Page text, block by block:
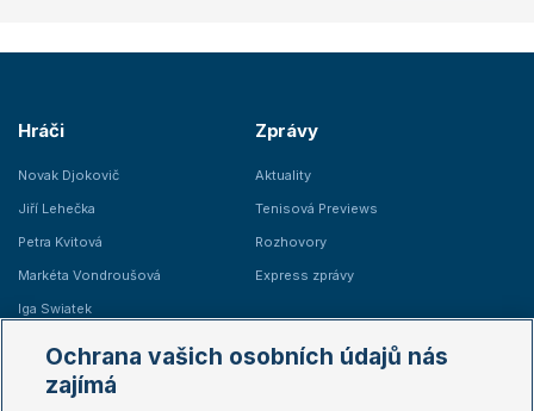
Hráči
Novak Djokovič
Jiří Lehečka
Petra Kvitová
Markéta Vondroušová
Iga Swiatek
Zprávy
Aktuality
Tenisová Previews
Rozhovory
Express zprávy
Žebříčky
Ochrana vašich osobních údajů nás
zajímá